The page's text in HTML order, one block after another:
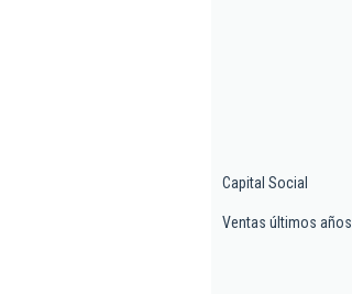
Capital Social
Ventas últimos años